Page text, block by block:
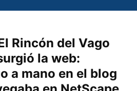
Rincón del Vago
la web:
a mano en el blog